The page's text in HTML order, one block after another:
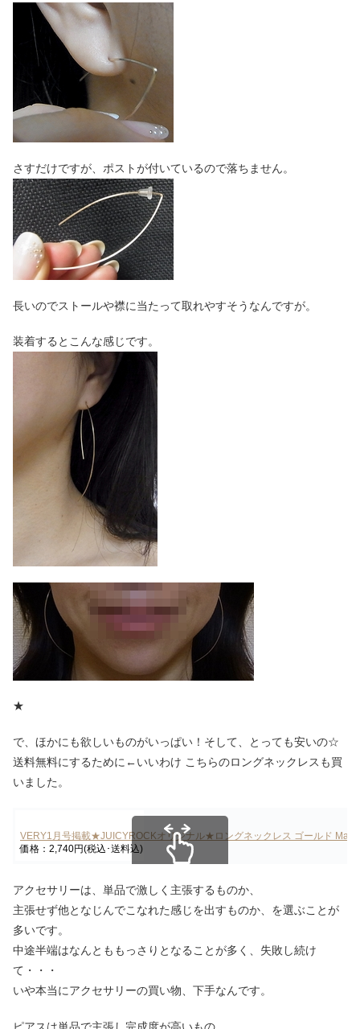
さすだけですが、ポストが付いているので落ちません。
長いのでストールや襟に当たって取れやすそうなんですが。
装着するとこんな感じです。
★
で、ほかにも欲しいものがいっぱい！そして、とっても安いの☆
送料無料にするために←いいわけ こちらのロングネックレスも買
いました。
VERY1月号掲載★JUICYROCKオリジナル★ロングネックレス ゴールド
価格：2,740円(税込･送料込)
アクセサリーは、単品で激しく主張するものか、
主張せず他となじんでこなれた感じを出すものか、を選ぶことが
多いです。
中途半端はなんとももっさりとなることが多く、失敗し続け
て・・・
いや本当にアクセサリーの買い物、下手なんです。
ピアスは単品で主張し完成度が高いもの。